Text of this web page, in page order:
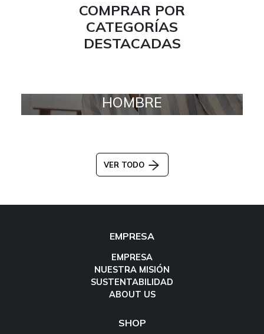
COMPRAR POR
CATEGORÍAS
DESTACADAS
HOMBRE
VER TODO
EMPRESA
EMPRESA
NUESTRA MISIÓN
SUSTENTABILIDAD
ABOUT US
SHOP